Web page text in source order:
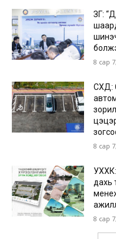
ЗГ:
8 сар
СХД:
8 сар
дахь
8 сар